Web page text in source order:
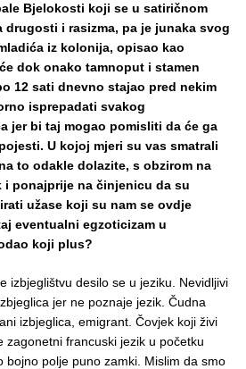
Bjelokosti koji se u satiričnom
drugosti i rasizma, pa je junaka svog
iz kolonija, opisao kao
dok onako tamnoput i stamen
12 sati dnevno stajao pred nekim
isprepadati svakog
jer bi taj mogao pomisliti da će ga
U kojoj mjeri su vas smatrali
to odakle dolazite, s obzirom na
i ponajprije na činjenicu da su
užase koji su nam se ovdje
eventualni egzoticizam u
koji plus?
izbjeglištvu desilo se u jeziku. Nevidljivi
jer ne poznaje jezik. Čudna
izbjeglica, emigrant. Čovjek koji živi
zagonetni francuski jezik u početku
bojno polje puno zamki. Mislim da smo